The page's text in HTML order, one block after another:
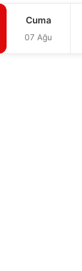
Cuma
07 Ağu